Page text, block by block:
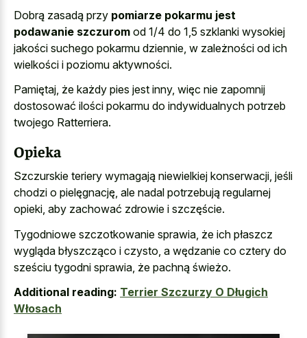
Dobrą zasadą przy pomiarze pokarmu jest
podawanie szczurom od 1/4 do 1,5 szklanki wysokiej
jakości suchego pokarmu dziennie, w zależności od ich
wielkości i poziomu aktywności.
Pamiętaj, że każdy pies jest inny, więc nie zapomnij
dostosować ilości pokarmu do indywidualnych potrzeb
twojego Ratterriera.
Opieka
Szczurskie teriery wymagają niewielkiej konserwacji, jeśli
chodzi o pielęgnację, ale nadal potrzebują regularnej
opieki, aby zachować zdrowie i szczęście.
Tygodniowe szczotkowanie sprawia, że ich płaszcz
wygląda błyszcząco i czysto, a wędzanie co cztery do
sześciu tygodni sprawia, że pachną świeżo.
Additional reading: Terrier Szczurzy O Długich
Włosach